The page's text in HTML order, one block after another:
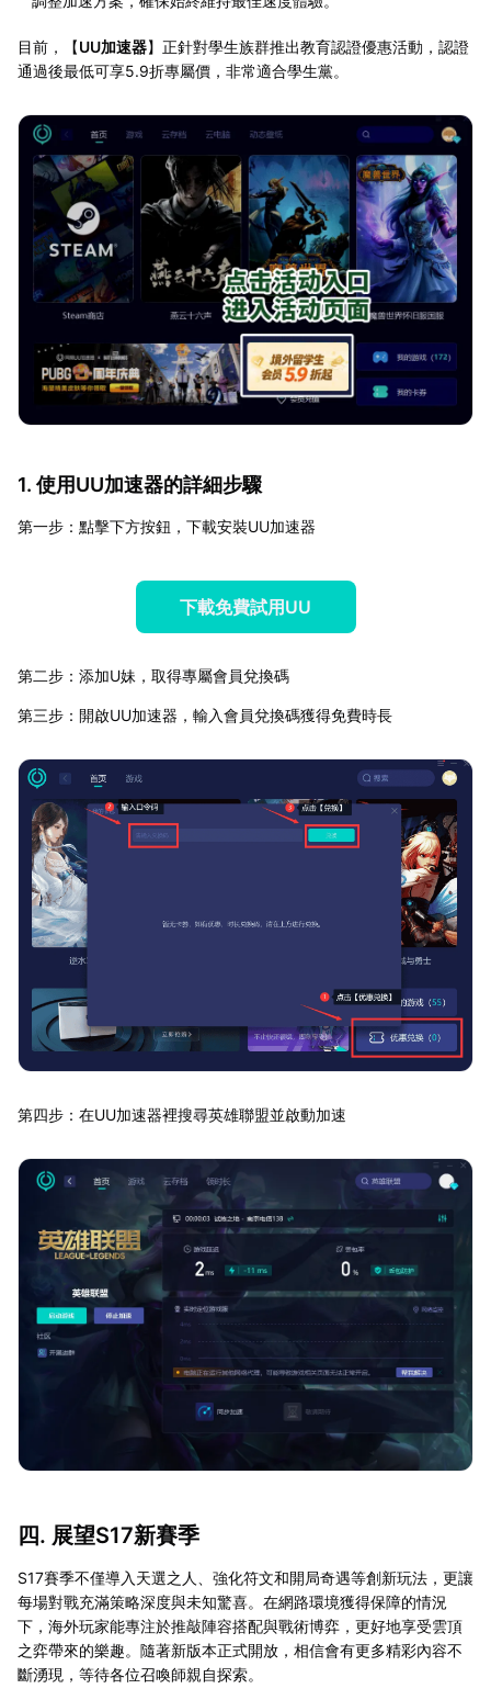
目前，【UU加速器】正針對學生族群推出教育認證優惠活動，認證
通過後最低可享5.9折專屬價，非常適合學生黨。
1. 使用UU加速器的詳細步驟
第一步：點擊下方按鈕，下載安裝UU加速器
下載免費試用UU
第二步：添加U妹，取得專屬會員兌換碼
第三步：開啟UU加速器，輸入會員兌換碼獲得免費時長
第四步：在UU加速器裡搜尋英雄聯盟並啟動加速
四. 展望S17新賽季
S17賽季不僅導入天選之人、強化符文和開局奇遇等創新玩法，更讓
每場對戰充滿策略深度與未知驚喜。在網路環境獲得保障的情況
下，海外玩家能專注於推敲陣容搭配與戰術博弈，更好地享受雲頂
之弈帶來的樂趣。隨著新版本正式開放，相信會有更多精彩內容不
斷湧現，等待各位召喚師親自探索。